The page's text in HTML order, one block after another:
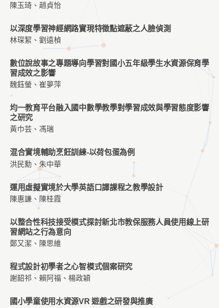
陳玉琦、趙貞怡
以深度學習神經網路實現特徵點遮蔽之人臉偵測
林琛絜、劉遠楨
數位說故事之專題導向學習對國小五年級學生水資源保育學
習成效之影響
魏鈺螢、崔夢萍
均一教育平台融入國中數學教學對學習成效與學習態度影響
之研究
黃巾芸、馮瑞
混合實境輔助烹飪訓練-以荷包蛋為例
洪民勳、朱中華
運用虛擬實境於大學英語口譯課程之教學設計
陳惠謙、陳桂霞
以整合性科技接受模式探討新北市教保服務人員使用線上研
習網站之行為意向
鄭又潔、陳思維
程式設計初學者之心智模式個案研究
謝韶祁、賴阿福、楊政穎
國小學童使用水資源VR 遊戲之研發與推廣